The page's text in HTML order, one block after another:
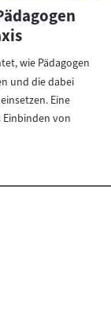
wie Pädagogen
und die dabei
Eine
von